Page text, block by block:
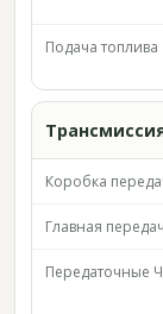
Подача топлива
Коробка
Главная
Передаточные